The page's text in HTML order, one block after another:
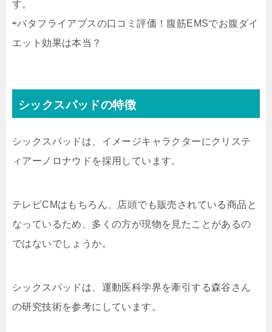
す。
⇨バタフライアブスの口コミ評価！腹筋EMSでお腹ダイ
エット効果は本当？
シックスパッドの特徴
シックスパッドは、イメージキャラクターにクリステ
ィアーノロナウドを採用しています。
テレビCMはもちろん、店頭でも販売されている商品と
なっているため、多くの方が現物を見たことがあるの
ではないでしょうか。
シックスパッドは、運動医科学界を牽引する森谷さん
の研究技術を参考にしています。